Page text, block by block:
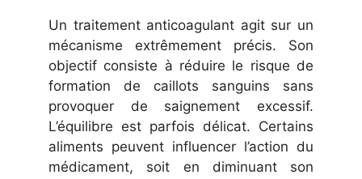
Un traitement anticoagulant agit sur un
mécanisme extrêmement précis. Son
objectif consiste à réduire le risque de
formation de caillots sanguins sans
provoquer de saignement excessif.
L’équilibre est parfois délicat. Certains
aliments peuvent influencer l’action du
médicament, soit en diminuant son